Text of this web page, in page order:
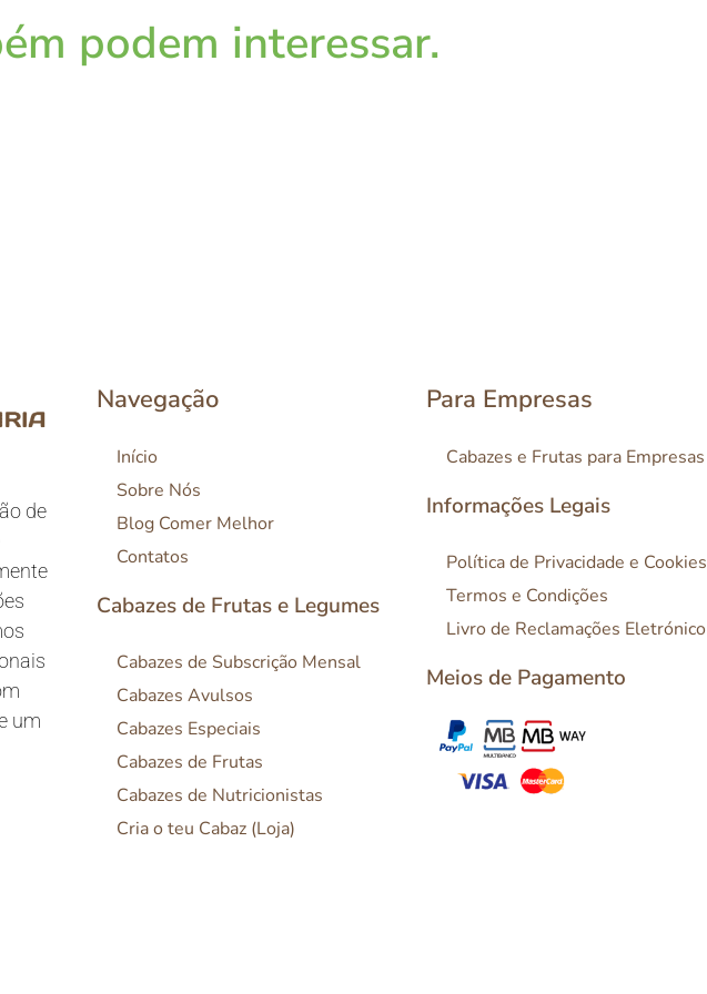
podem interessar.
de
um
Navegação
Início
Sobre Nós
Blog Comer Melhor
Contatos
Cabazes de Frutas e Legumes
Cabazes de Subscrição Mensal
Cabazes Avulsos
Cabazes Especiais
Cabazes de Frutas
Cabazes de Nutricionistas
Cria o teu Cabaz (Loja)
Para Empresas
Cabazes e Frutas para Empresas
Informações Legais
Política de Privacidade e Cookies
Termos e Condições
Livro de Reclamações Eletrónico
Meios de Pagamento